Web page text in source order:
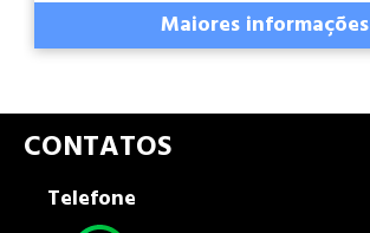
Maiores informações
CONTATOS
Telefone